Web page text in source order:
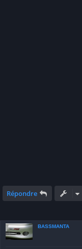
Répondre
BASSMANTA